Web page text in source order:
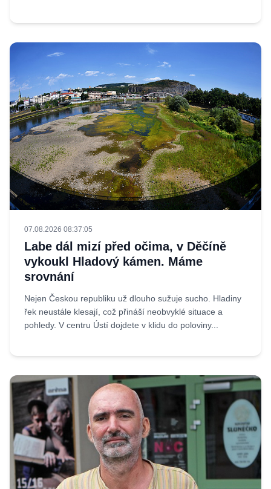
07.08.2026 08:37:05
Labe dál mizí před očima, v Děčíně
vykoukl Hladový kámen. Máme
srovnání
Nejen Českou republiku už dlouho sužuje sucho. Hladiny
řek neustále klesají, což přináší neobvyklé situace a
pohledy. V centru Ústí dojdete v klidu do poloviny...